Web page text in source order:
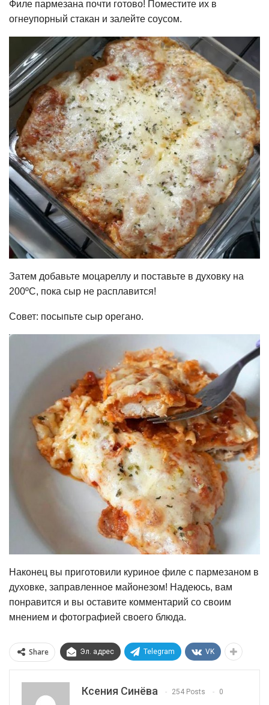
Филе пармезана почти готово! Поместите их в
огнеупорный стакан и залейте соусом.
Затем добавьте моцареллу и поставьте в духовку на
200ºC, пока сыр не расплавится!
Совет: посыпьте сыр орегано.
Наконец вы приготовили куриное филе с пармезаном в
духовке, заправленное майонезом! Надеюсь, вам
понравится и вы оставите комментарий со своим
мнением и фотографией своего блюда.
Share Эл. адрес Telegram VK
Ксения Синёва 254 Posts 0